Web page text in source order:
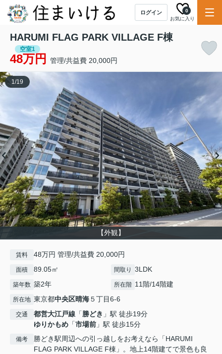
ログイン
お気に入り
0
HARUMI FLAG PARK VILLAGE F棟
空室1
48万円 管理/共益費 20,000円
【外観】
1/19
賃料 48万円 管理/共益費 20,000円
面積 89.05㎡ 間取り 3LDK
築年数 築2年 所在階 11階/14階建
所在地 東京都中央区晴海５丁目6-6
交通 都営大江戸線 「勝どき 」駅 徒歩19分
ゆりかもめ 「市場前 」駅 徒歩15分
備考
勝どき駅周辺への引っ越しをお考えなら「HARUMI
FLAG PARK VILLAGE F棟」。地上14階建てで景色も良